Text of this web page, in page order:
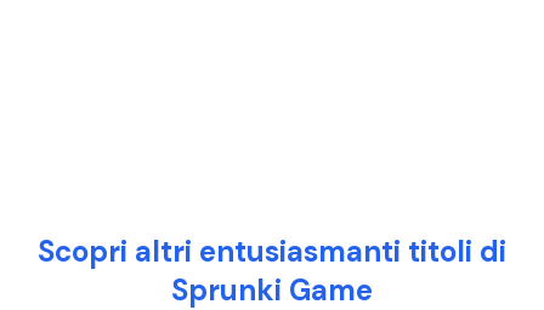
Scopri altri entusiasmanti titoli di
Sprunki Game